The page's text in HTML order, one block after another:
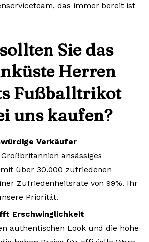
das immer bereit ist
Sie das
Herren
Fußballtrikot
uns kaufen?
Verkäufer
ansässiges
über 30.000 zufriedenen
Zufriedenheitsrate von 99%. Ihr
Priorität.
Erschwinglichkeit
authentischen Look und die hohe